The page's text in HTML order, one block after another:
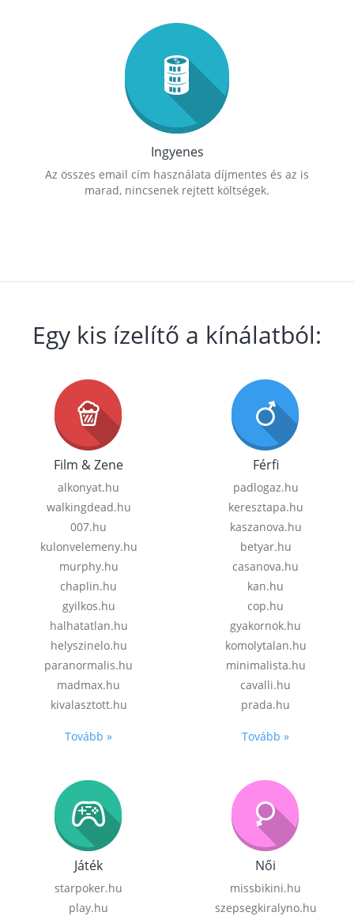
Ingyenes
Az összes email cím használata díjmentes és az is
marad, nincsenek rejtett költségek.
Egy kis ízelítő a kínálatból:
Film & Zene
alkonyat.hu
walkingdead.hu
007.hu
kulonvelemeny.hu
murphy.hu
chaplin.hu
gyilkos.hu
halhatatlan.hu
helyszinelo.hu
paranormalis.hu
madmax.hu
kivalasztott.hu
Tovább »
Férfi
padlogaz.hu
keresztapa.hu
kaszanova.hu
betyar.hu
casanova.hu
kan.hu
cop.hu
gyakornok.hu
komolytalan.hu
minimalista.hu
cavalli.hu
prada.hu
Tovább »
Játék
starpoker.hu
play.hu
Női
missbikini.hu
szepsegkiralyno.hu